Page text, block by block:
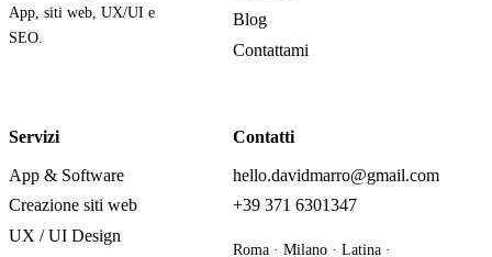
App, siti web, UX/UI e
SEO.
Blog
Contattami
Servizi
App & Software
Creazione siti web
UX / UI Design
Contatti
hello.davidmarro@gmail.com
+39 371 6301347
Roma · Milano · Latina ·